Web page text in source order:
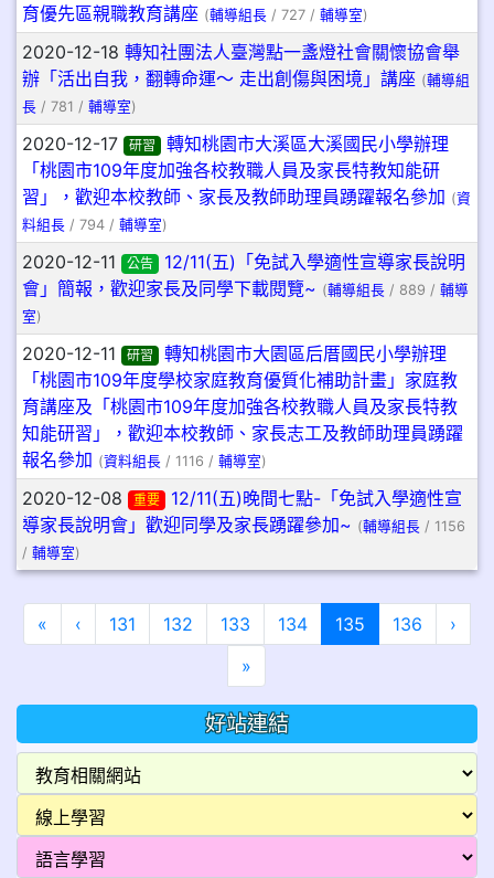
育優先區親職教育講座 (輔導組長 / 727 / 輔導室)
2020-12-18 轉知社團法人臺灣點一盞燈社會關懷協會舉
辦「活出自我，翻轉命運～ 走出創傷與困境」講座 (輔導組
長 / 781 / 輔導室)
2020-12-17 研習
轉知桃園市大溪區大溪國民小學辦理
「桃園市109年度加強各校教職人員及家長特教知能研
習」，歡迎本校教師、家長及教師助理員踴躍報名參加 (資
料組長 / 794 / 輔導室)
2020-12-11 公告
12/11(五)「免試入學適性宣導家長說明
會」簡報，歡迎家長及同學下載閱覽~ (輔導組長 / 889 / 輔導
室)
2020-12-11 研習
轉知桃園市大園區后厝國民小學辦理
「桃園市109年度學校家庭教育優質化補助計畫」家庭教
育講座及「桃園市109年度加強各校教職人員及家長特教
知能研習」，歡迎本校教師、家長志工及教師助理員踴躍
報名參加 (資料組長 / 1116 / 輔導室)
2020-12-08 重要
12/11(五)晚間七點-「免試入學適性宣
導家長說明會」歡迎同學及家長踴躍參加~ (輔導組長 / 1156
/ 輔導室)
« 第一頁
‹ 上一頁
131 132 133 134 135 (目前頁次)
136 ›
»
好站連結